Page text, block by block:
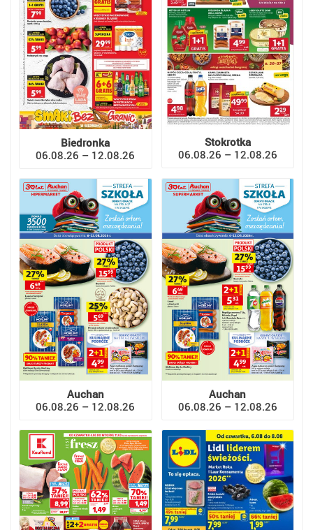
Biedronka
06.08.26 – 12.08.26
Stokrotka
06.08.26 – 12.08.26
Auchan
06.08.26 – 12.08.26
Auchan
06.08.26 – 12.08.26